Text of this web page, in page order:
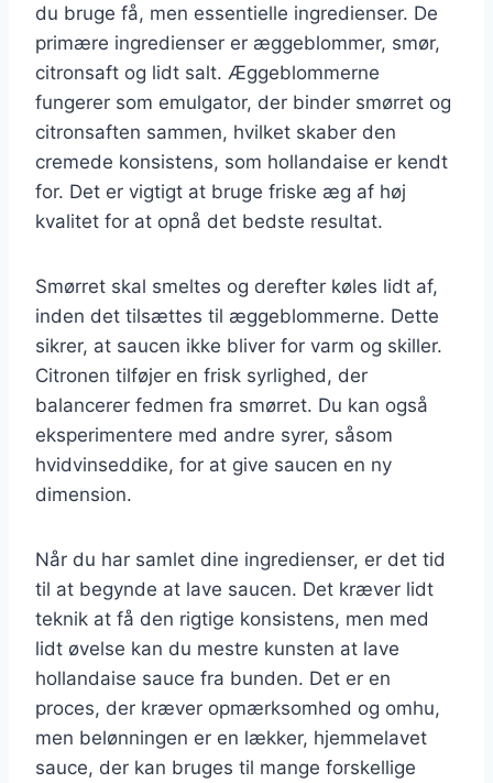
du bruge få, men essentielle ingredienser. De
primære ingredienser er æggeblommer, smør,
citronsaft og lidt salt. Æggeblommerne
fungerer som emulgator, der binder smørret og
citronsaften sammen, hvilket skaber den
cremede konsistens, som hollandaise er kendt
for. Det er vigtigt at bruge friske æg af høj
kvalitet for at opnå det bedste resultat.
Smørret skal smeltes og derefter køles lidt af,
inden det tilsættes til æggeblommerne. Dette
sikrer, at saucen ikke bliver for varm og skiller.
Citronen tilføjer en frisk syrlighed, der
balancerer fedmen fra smørret. Du kan også
eksperimentere med andre syrer, såsom
hvidvinseddike, for at give saucen en ny
dimension.
Når du har samlet dine ingredienser, er det tid
til at begynde at lave saucen. Det kræver lidt
teknik at få den rigtige konsistens, men med
lidt øvelse kan du mestre kunsten at lave
hollandaise sauce fra bunden. Det er en
proces, der kræver opmærksomhed og omhu,
men belønningen er en lækker, hjemmelavet
sauce, der kan bruges til mange forskellige